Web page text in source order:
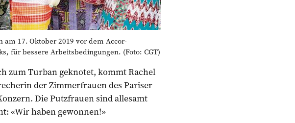
17. Oktober 2019 vor dem Accor-
für bessere Arbeitsbedingungen. (Foto: CGT)
zum Turban geknotet, kommt Rachel
der Zimmerfrauen des Pariser
Die Putzfrauen sind allesamt
«Wir haben gewonnen!»